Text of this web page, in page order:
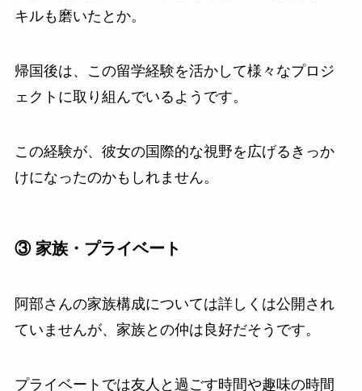
キルも磨いたとか。
帰国後は、この留学経験を活かして様々なプロジ
ェクトに取り組んでいるようです。
この経験が、彼女の国際的な視野を広げるきっか
けになったのかもしれません。
③ 家族・プライベート
阿部さんの家族構成については詳しくは公開され
ていませんが、家族との仲は良好だそうです。
プライベートでは友人と過ごす時間や趣味の時間